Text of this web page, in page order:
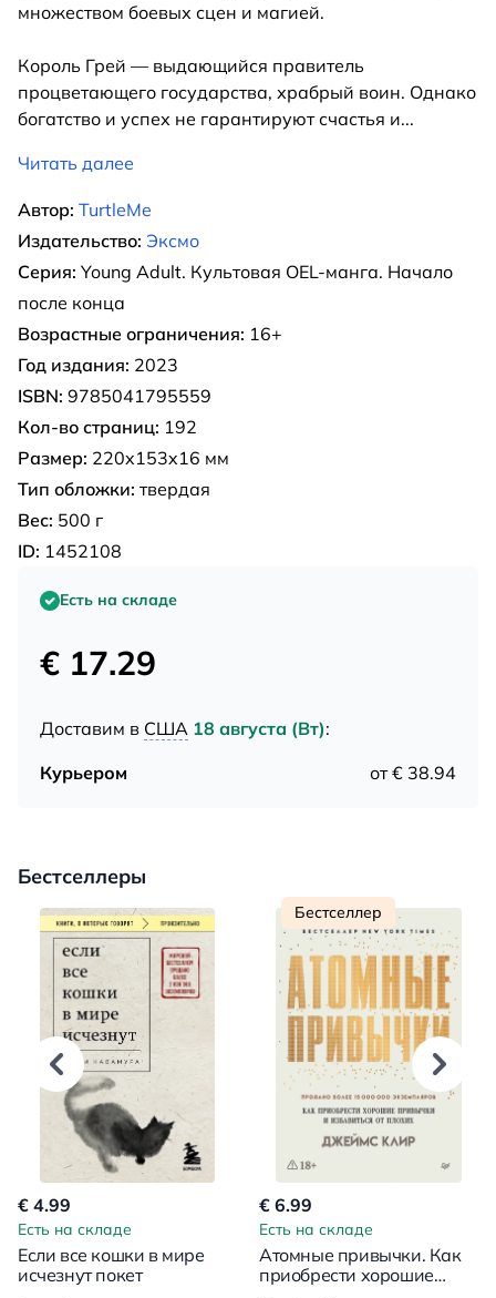
множеством боевых сцен и магией.
Король Грей — выдающийся правитель
процветающего государства, храбрый воин. Однако
богатство и успех не гарантируют счастья и...
Читать далее
Автор: TurtleMe
Издательство: Эксмо
Серия: Young Adult. Культовая OEL-манга. Начало
после конца
Возрастные ограничения: 16+
Год издания: 2023
ISBN: 9785041795559
Кол-во страниц: 192
Размер: 220x153x16 мм
Тип обложки: твердая
Вес: 500 г
ID: 1452108
Есть на складе
€ 17.29
Доставим в США 18 августа (Вт):
Курьером
от € 38.94
Бестселлеры
€ 4.99
Есть на складе
Если все кошки в мире
исчезнут покет
Бестселлер
€ 6.99
Есть на складе
Атомные привычки. Как
приобрести хорошие